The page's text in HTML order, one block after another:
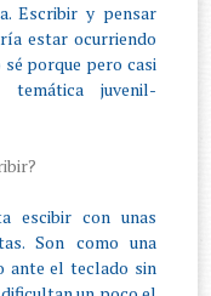
Escribir y pensar
estar ocurriendo
sé porque pero casi
juvenil-
escibir con unas
Son como una
ante el teclado sin